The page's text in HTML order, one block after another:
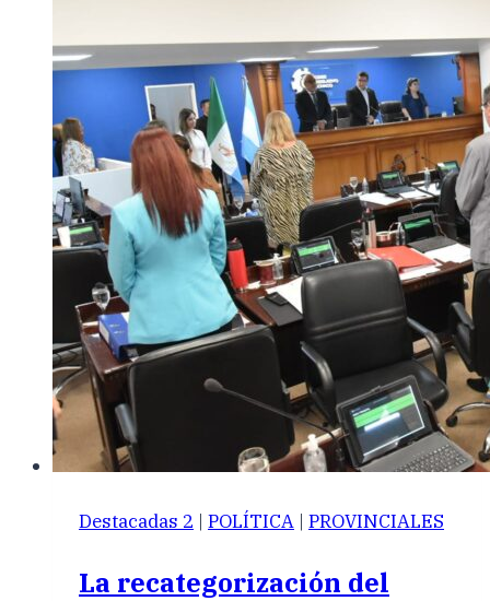
Destacadas 2 | POLÍTICA | PROVINCIALES
La recategorización del